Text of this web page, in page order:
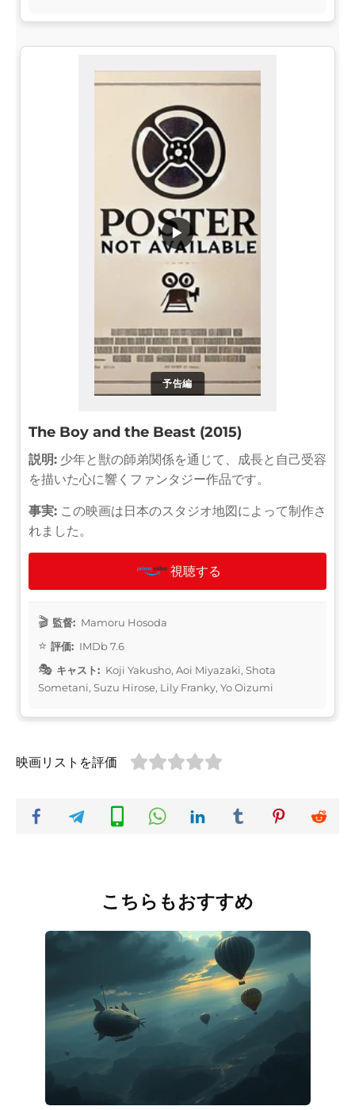
予告編
▶
The Boy and the Beast (2015)
説明: 少年と獣の師弟関係を通じて、成長と自己受容
を描いた心に響くファンタジー作品です。
事実: この映画は日本のスタジオ地図によって制作さ
れました。
視聴する
監督: Mamoru Hosoda
評価: IMDb 7.6
キャスト: Koji Yakusho, Aoi Miyazaki, Shota
Sometani, Suzu Hirose, Lily Franky, Yo Oizumi
映画リストを評価
こちらもおすすめ